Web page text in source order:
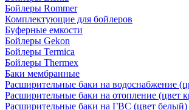
Бойлеры Rommer
Комплектующие для бойлеров
Буферные емкости
Бойлеры Gekon
Бойлеры Termica
Бойлеры Thermex
Баки мембранные
Расширительные баки на водоснабжение
Расширительные баки на отопление (цвет
Расширительные баки на ГВС (цвет белый)